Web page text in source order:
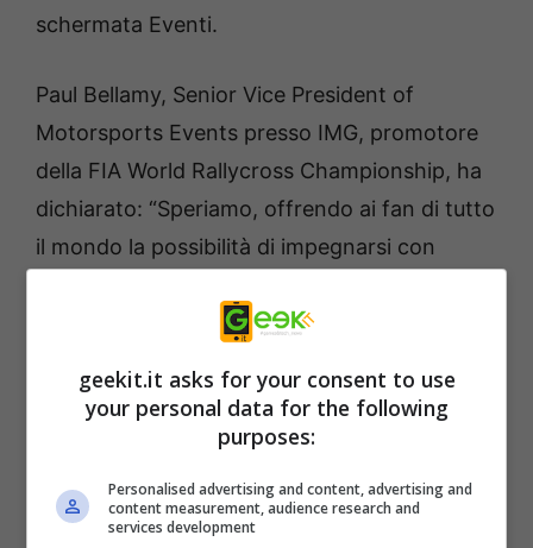
schermata Eventi.
Paul Bellamy, Senior Vice President of
Motorsports Events presso IMG, promotore
della FIA World Rallycross Championship, ha
dichiarato: “Speriamo, offrendo ai fan di tutto
il mondo la possibilità di impegnarsi con
alternativo, di fornire un piccolo livello di
Dmitry Kozko, CEO di Motorsport Games, ha
World Rallycross Championship è un’ulteriore
geekit.it asks for your consent to use
your personal data for the following
purposes:
Personalised advertising and content, advertising and
content measurement, audience research and
services development